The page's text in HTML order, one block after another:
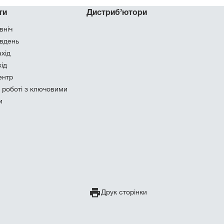
роботі з ключовими
Дистриб’ютори
Друк сторінки